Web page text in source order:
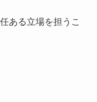
ある立場を担うこ